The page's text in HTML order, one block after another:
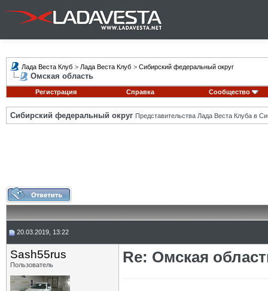
Лада Веста Клуб > Лада Веста Клуб > Сибирский федеральный округ
Омская область
Регистрация Справка Сообщество
Сибирский федеральный округ Представительства Лада Веста Клуба в
20.03.2019, 13:22
Sash55rus
Пользователь Re: Омская